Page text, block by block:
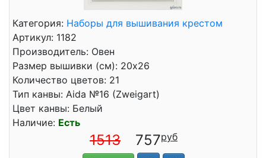
Категория: Наборы для вышивания крестом
Артикул: 1182
Производитель: Овен
Размер вышивки (см): 20x26
Количество цветов: 21
Тип канвы: Aida №16 (Zweigart)
Цвет канвы: Белый
Наличие: Есть
1513 757